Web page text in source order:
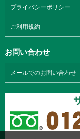
プライバシーポリシー
ご利用規約
お問い合わせ
メールでのお問い合わせ